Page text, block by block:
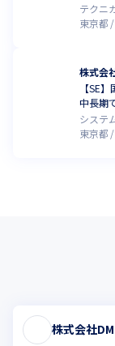
テクニ
東京都
株式会
【SE
中長期
システ
東京都
株式会社